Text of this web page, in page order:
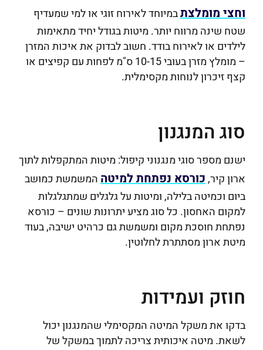
וחצי מומלצתבמיוחד לאירוח זוגי או למי שמעדיף
שטח שינה מרווח יותר. מיטות בגודל יחיד מתאימות
לילדים או לאירוח בודד. חשוב לבדוק את איכות המזרן
– מומלץ מזרן בעובי 10-15 ס"מ לפחות עם קפיצים או
קצף זיכרון לנוחות מקסימלית.
סוג המנגנון
ישנם מספר סוגי מנגנוני קיפול: מיטות המתקפלות לתוך
ארון קיר,כורסא נפתחת למיטההמשמשת כמושב
ביום וכמיטה בלילה, ומיטות על גלגלים שמתגלגלות
למקום האחסון. כל סוג מציע יתרונות שונים – כורסא
נפתחת חוסכת מקום ומשמשת גם כרהיט ישיבה, בעוד
מיטת ארון מסתתרת לחלוטין.
חוזק ועמידות
בדקו את משקל המיטה המקסימלי שהמנגנון יכול
לשאת. מיטה איכותית צריכה לתמוך במשקל של